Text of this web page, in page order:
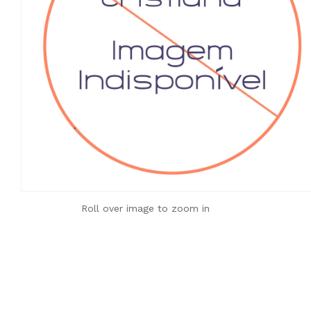
Roll over image to zoom in